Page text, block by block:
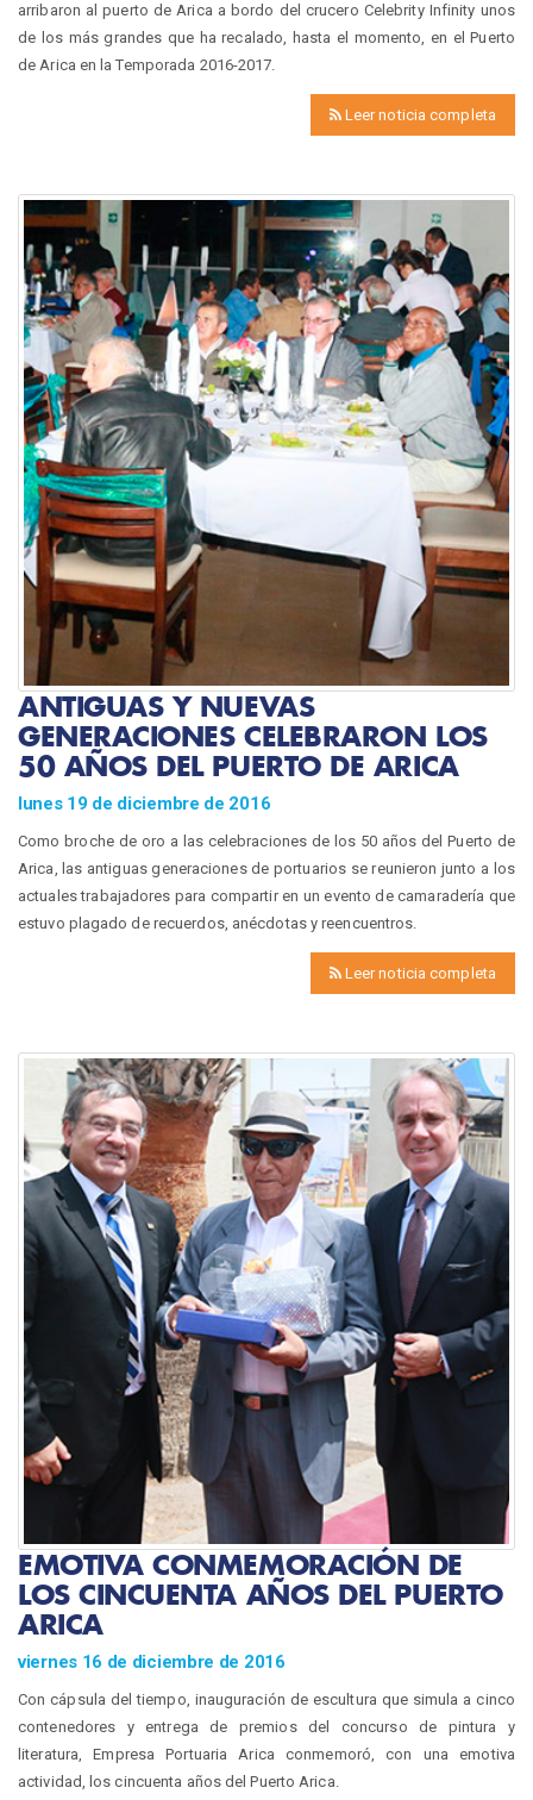
arribaron al puerto de Arica a bordo del crucero Celebrity Infinity unos
de los más grandes que ha recalado, hasta el momento, en el Puerto
de Arica en la Temporada 2016-2017.
Leer noticia completa
ANTIGUAS Y NUEVAS
GENERACIONES CELEBRARON LOS
50 AÑOS DEL PUERTO DE ARICA
lunes 19 de diciembre de 2016
Como broche de oro a las celebraciones de los 50 años del Puerto de
Arica, las antiguas generaciones de portuarios se reunieron junto a los
actuales trabajadores para compartir en un evento de camaradería que
estuvo plagado de recuerdos, anécdotas y reencuentros.
Leer noticia completa
EMOTIVA CONMEMORACIÓN DE
LOS CINCUENTA AÑOS DEL PUERTO
ARICA
viernes 16 de diciembre de 2016
Con cápsula del tiempo, inauguración de escultura que simula a cinco
contenedores y entrega de premios del concurso de pintura y
literatura, Empresa Portuaria Arica conmemoró, con una emotiva
actividad, los cincuenta años del Puerto Arica.